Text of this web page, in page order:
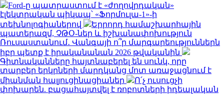
Ford-ը պատրաստում է «ժողովրդական»
էլեկտրական պիկապ՝ «Ֆորմուլա-1»-ի
տեխնոլոգիաներով
Երրորդ համաշխարհային
պատերազմ, ՉԹՕ-ներ և իշխանափոխություն
Ռուսաստանում․ Վանգայի ո՞ր մարգարեություններն
իբր պետք է իրականանան 2026 թվականին
Գիտնականները հայտնաբերել են սունկ, որը
տարբեր երկրների մարդկանց մոտ առաջացնում է
միանման հալյուցինացիաներ
Ո՛չ ուսուցչի
փոխարեն. բացահայտվել է ռոբոտների իդեալական